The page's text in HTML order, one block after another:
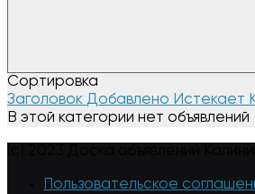
Сортировка
Заголовок Добавлено Истекает
В этой категории нет объявлений
Пользовательское